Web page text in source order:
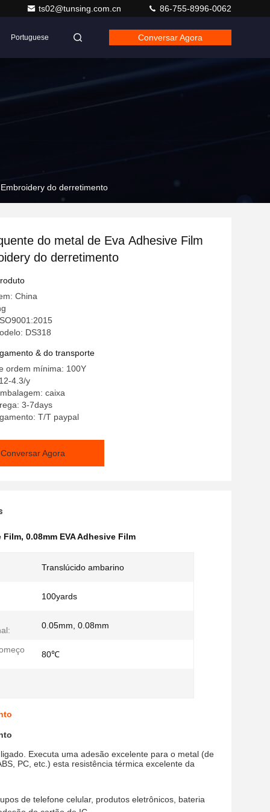
ts02@tunsing.com.cn 86-755-8996-0062
Portuguese Conversar Agora
do derretimento
do metal de Eva Adhesive Film
do derretimento
China
DS318
& do transporte
ordem mínima: 100Y
4.3/y
caixa
3-7days
T/T paypal
Conversar Agora
Film, 0.08mm EVA Adhesive Film
Translúcido ambarino
100yards
0.05mm, 0.08mm
80℃
Executa uma adesão excelente para o metal (de
PC, etc.) esta resistência térmica excelente da
de telefone celular, produtos eletrônicos, bateria